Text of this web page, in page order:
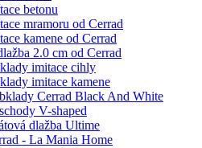
betonu
mramoru od Cerrad
kamene od Cerrad
2.0 cm od Cerrad
imitace cihly
imitace kamene
Cerrad Black And White
V-shaped
dlažba Ultime
- La Mania Home